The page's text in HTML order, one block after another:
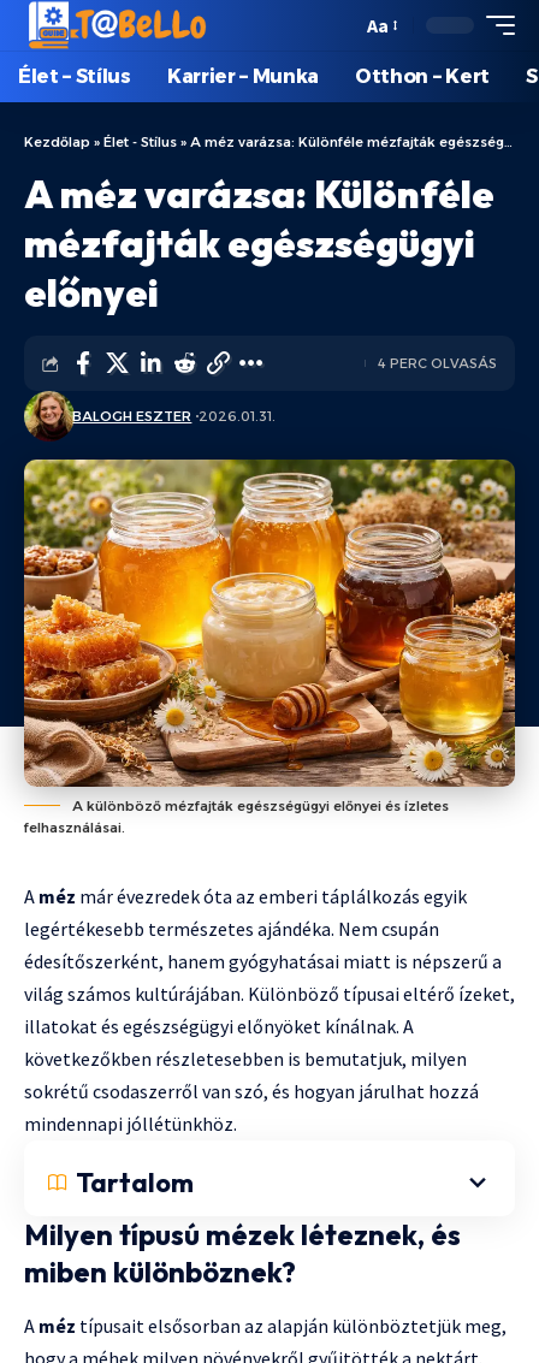
Aa
Élet – Stílus Karrier – Munka Otthon – Kert
Kezdőlap » Élet - Stílus » A méz varázsa: Különféle mézfajták egészségügyi előnyei
A méz varázsa: Különféle
mézfajták egészségügyi
előnyei
BALOGH ESZTER 2026.01.31.
4 PERC OLVASÁS
A különböző mézfajták egészségügyi előnyei és ízletes
felhasználásai.
A méz már évezredek óta az emberi táplálkozás egyik
legértékesebb természetes ajándéka. Nem csupán
édesítőszerként, hanem gyógyhatásai miatt is népszerű a
világ számos kultúrájában. Különböző típusai eltérő ízeket,
illatokat és egészségügyi előnyöket kínálnak. A
következőkben részletesebben is bemutatjuk, milyen
sokrétű csodaszerről van szó, és hogyan járulhat hozzá
mindennapi jóllétünkhöz.
Tartalom
Milyen típusú mézek léteznek, és
miben különböznek?
A méz típusait elsősorban az alapján különböztetjük meg,